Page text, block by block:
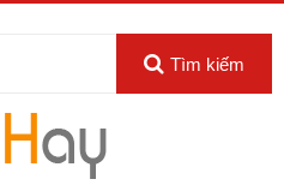
Tìm kiếm